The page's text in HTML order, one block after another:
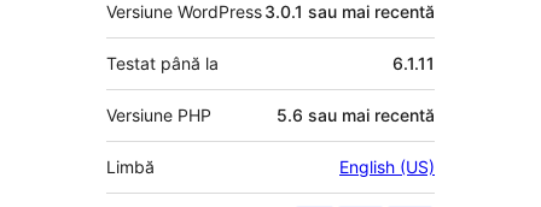
Versiune WordPress3.0.1 sau mai recentă
Testat până la 6.1.11
Versiune PHP 5.6 sau mai recentă
Limbă English (US)